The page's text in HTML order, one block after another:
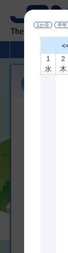
1か月 半年
1
水
2
木